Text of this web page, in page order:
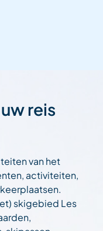
reis
van het
activiteiten,
skigebied Les